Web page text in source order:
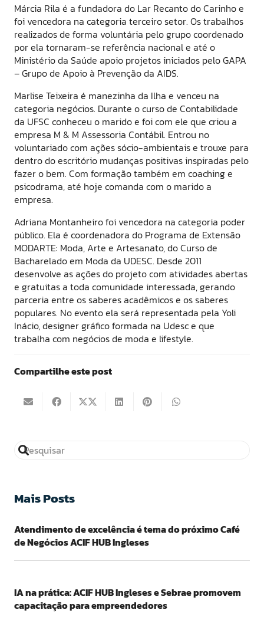
Márcia Rila é a fundadora do Lar Recanto do Carinho e
foi vencedora na categoria terceiro setor. Os trabalhos
realizados de forma voluntária pelo grupo coordenado
por ela tornaram-se referência nacional e até o
Ministério da Saúde apoio projetos iniciados pelo GAPA
– Grupo de Apoio à Prevenção da AIDS.
Marlise Teixeira é manezinha da Ilha e venceu na
categoria negócios. Durante o curso de Contabilidade
da UFSC conheceu o marido e foi com ele que criou a
empresa M & M Assessoria Contábil. Entrou no
voluntariado com ações sócio-ambientais e trouxe para
dentro do escritório mudanças positivas inspiradas pelo
fazer o bem. Com formação também em coaching e
psicodrama, até hoje comanda com o marido a
empresa.
Adriana Montanheiro foi vencedora na categoria poder
público. Ela é coordenadora do Programa de Extensão
MODARTE: Moda, Arte e Artesanato, do Curso de
Bacharelado em Moda da UDESC. Desde 2011
desenvolve as ações do projeto com atividades abertas
e gratuitas a toda comunidade interessada, gerando
parceria entre os saberes acadêmicos e os saberes
populares. No evento ela será representada pela Yoli
Inácio, designer gráfico formada na Udesc e que
trabalha com negócios de moda e lifestyle.
Compartilhe este post
Mais Posts
Atendimento de excelência é tema do próximo Café
de Negócios ACIF HUB Ingleses
IA na prática: ACIF HUB Ingleses e Sebrae promovem
capacitação para empreendedores